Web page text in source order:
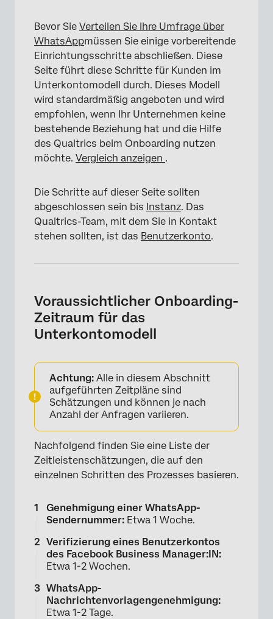
WhatsApp-Profils
Upgrade auf ein offizielles Benutzerkonto
Verteilung über WhatsApp
Bevor Sie Verteilen Sie Ihre Umfrage über
WhatsAppmüssen Sie einige vorbereitende
Einrichtungsschritte abschließen. Diese
Seite führt diese Schritte für Kunden im
Unterkontomodell durch. Dieses Modell
wird standardmäßig angeboten und wird
empfohlen, wenn Ihr Unternehmen keine
bestehende Beziehung hat und die Hilfe
des Qualtrics beim Onboarding nutzen
möchte. Vergleich anzeigen .
Die Schritte auf dieser Seite sollten
abgeschlossen sein bis Instanz. Das
Qualtrics-Team, mit dem Sie in Kontakt
stehen sollten, ist das Benutzerkonto.
Voraussichtlicher Onboarding-
Zeitraum für das
Unterkontomodell
Achtung: Alle in diesem Abschnitt
aufgeführten Zeitpläne sind
Schätzungen und können je nach
Anzahl der Anfragen variieren.
Nachfolgend finden Sie eine Liste der
Zeitleistenschätzungen, die auf den
einzelnen Schritten des Prozesses basieren.
Genehmigung einer WhatsApp-
Sendernummer: Etwa 1 Woche.
Verifizierung eines Benutzerkontos
des Facebook Business Manager:IN:
Etwa 1-2 Wochen.
WhatsApp-
Nachrichtenvorlagengenehmigung:
Etwa 1-2 Tage.